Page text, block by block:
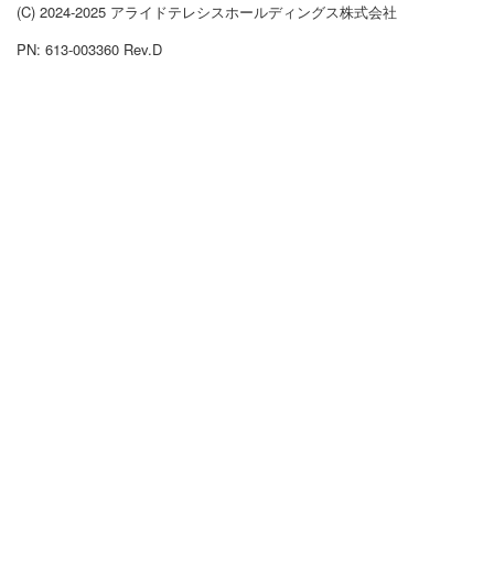
(C) 2024-2025 アライドテレシスホールディングス株式会社
PN: 613-003360 Rev.D